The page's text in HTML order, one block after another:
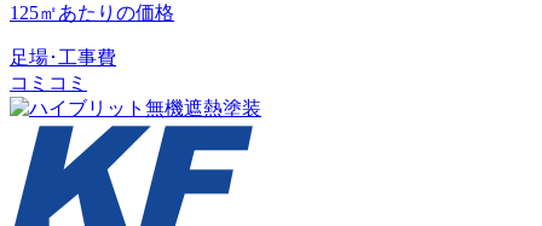
125㎡あたりの価格
足場･工事費
コミコミ